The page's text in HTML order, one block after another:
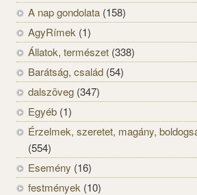
A nap gondolata (158)
AgyRímek (1)
Állatok, természet (338)
Barátság, család (54)
dalszöveg (347)
Egyéb (1)
Érzelmek, szeretet, magány,
(554)
Esemény (16)
festmények (10)